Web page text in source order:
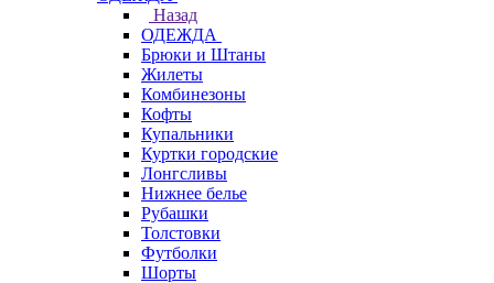
Назад
ОДЕЖДА
Брюки и Штаны
Жилеты
Комбинезоны
Кофты
Купальники
Куртки городские
Лонгсливы
Нижнее белье
Рубашки
Толстовки
Футболки
Шорты